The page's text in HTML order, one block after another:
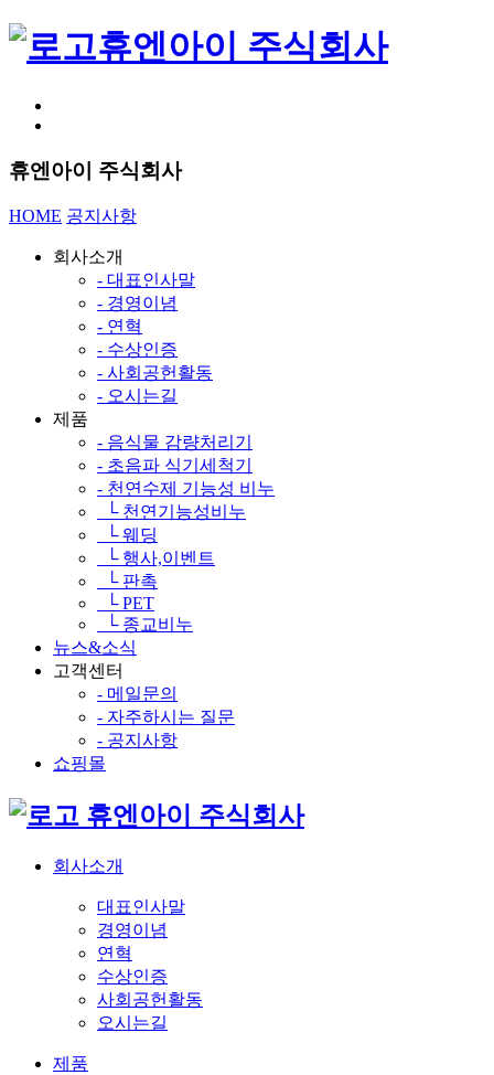
휴엔아이 주식회사
휴엔아이 주식회사
HOME 공지사항
회사소개
- 대표인사말
- 경영이념
- 연혁
- 수상인증
- 사회공헌활동
- 오시는길
제품
- 음식물 감량처리기
- 초음파 식기세척기
- 천연수제 기능성 비누
└ 천연기능성비누
└ 웨딩
└ 행사,이벤트
└ 판촉
└ PET
└ 종교비누
뉴스&소식
고객센터
- 메일문의
- 자주하시는 질문
- 공지사항
쇼핑몰
휴엔아이 주식회사
회사소개
대표인사말
경영이념
연혁
수상인증
사회공헌활동
오시는길
제품